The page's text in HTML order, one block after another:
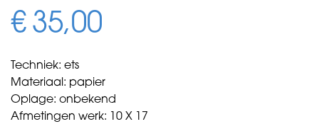
€ 35,00
Techniek: ets
Materiaal: papier
Oplage: onbekend
Afmetingen werk: 10 X 17